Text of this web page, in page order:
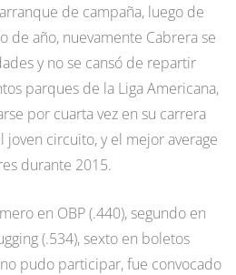
de campaña, luego de
de año, nuevamente Cabrera se
y no se cansó de repartir
parques de la Liga Americana,
por cuarta vez en su carrera
circuito, y el mejor average
durante 2015.
en OBP (.440), segundo en
(.534), sexto en boletos
pudo participar, fue convocado